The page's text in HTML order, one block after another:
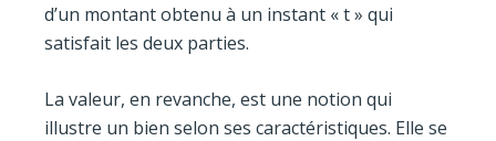
d’un montant obtenu à un instant « t » qui
satisfait les deux parties.
La valeur, en revanche, est une notion qui
illustre un bien selon ses caractéristiques. Elle se